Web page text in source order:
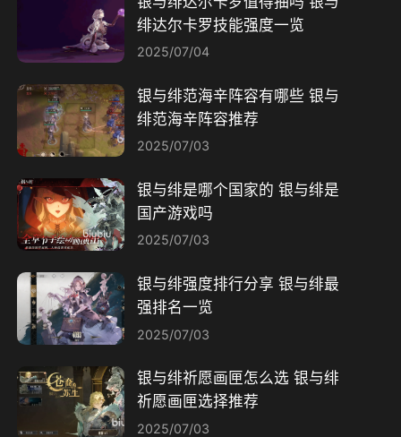
绯达尔卡罗技能强度一览
2025/07/04
银与绯范海辛阵容有哪些 银与
绯范海辛阵容推荐
2025/07/03
银与绯是哪个国家的 银与绯是
国产游戏吗
2025/07/03
银与绯强度排行分享 银与绯最
强排名一览
2025/07/03
银与绯祈愿画匣怎么选 银与绯
祈愿画匣选择推荐
2025/07/03